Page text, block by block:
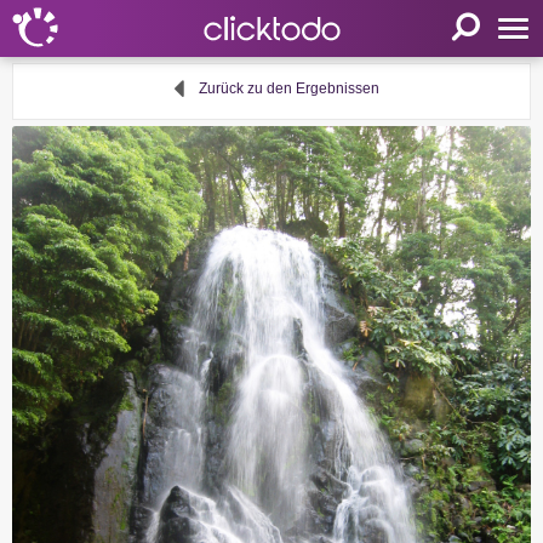
Sprache
FR
EN
DE
Mein clicktodo
Anmelden
Registrieren
Warenkorb
Aktivität anbieten
Nützliche Links
Zurück zu den Ergebnissen